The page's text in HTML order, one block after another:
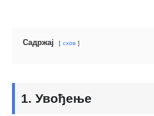
Садржај схов
1. Увођење